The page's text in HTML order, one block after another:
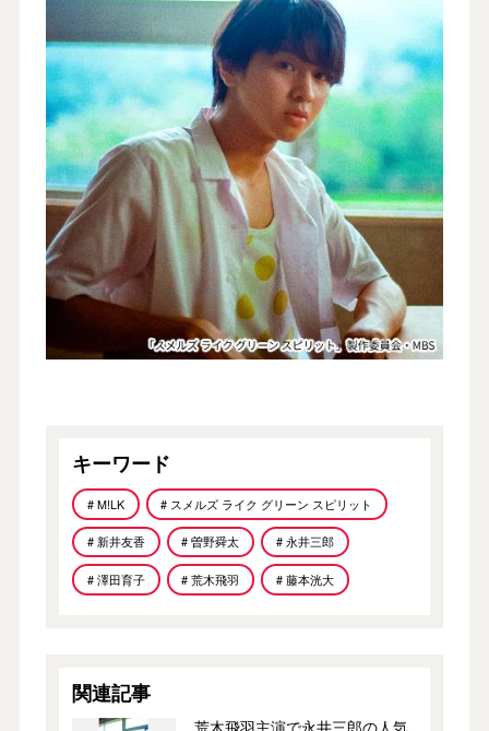
キーワード
# M!LK # スメルズ ライク グリーン スピリット
# 新井友香 # 曽野舜太 # 永井三郎
# 澤田育子 # 荒木飛羽 # 藤本洸大
関連記事
荒木飛羽主演で永井三郎の人気